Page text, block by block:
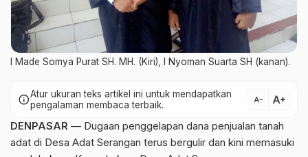
I Made Somya Purat SH. MH. (Kiri), I Nyoman Suarta SH (kanan).
infoAtur ukuran teks artikel ini untuk mendapatkan
pengalaman membaca terbaik.
text_decrease text_increase
DENPASAR — Dugaan penggelapan dana penjualan tanah
adat di Desa Adat Serangan terus bergulir dan kini memasuki